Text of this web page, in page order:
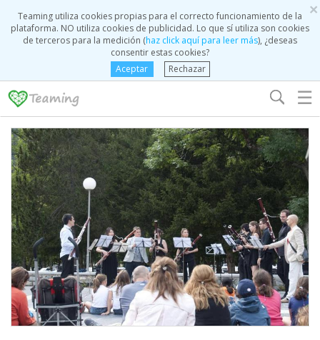
×
Teaming utiliza cookies propias para el correcto funcionamiento de la
plataforma. NO utiliza cookies de publicidad. Lo que sí utiliza son cookies
de terceros para la medición (haz click aquí para leer más), ¿deseas
consentir estas cookies?
Aceptar
Rechazar
☰